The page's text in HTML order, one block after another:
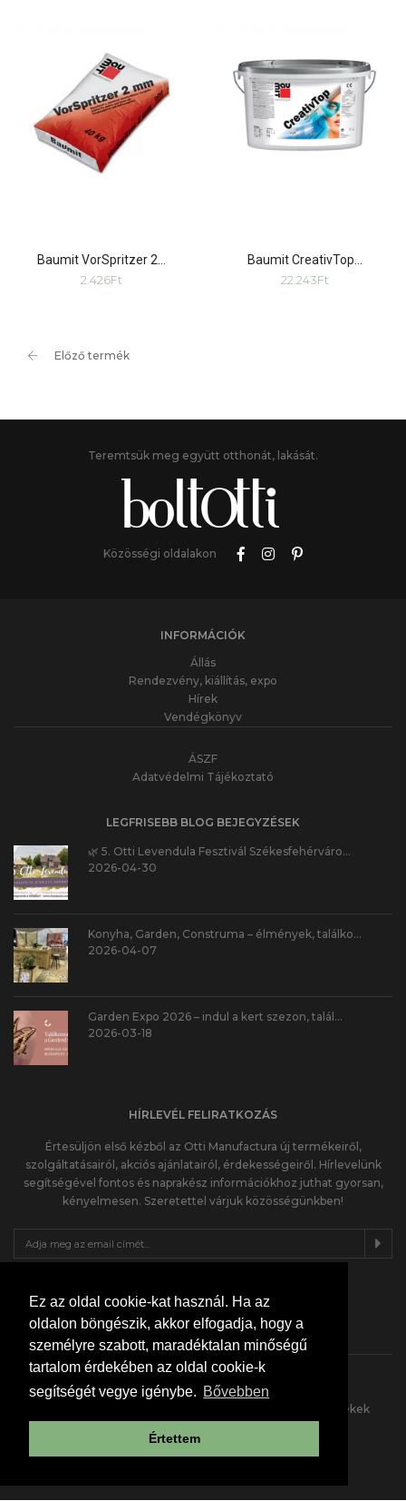
Ez az oldal cookie-kat használ. Ha az
oldalon böngészik, akkor elfogadja, hogy a
személyre szabott, maradéktalan minőségű
tartalom érdekében az oldal cookie-k
segítségét vegye igénybe. Bővebben
Értettem
Baumit VorSpritzer 2…
2.426Ft
Baumit CreativTop…
22.243Ft
Előző termék
Teremtsük meg együtt otthonát, lakását.
Közösségi oldalakon
INFORMÁCIÓK
Állás
Rendezvény, kiállítás, expo
Hírek
Vendégkönyv
ÁSZF
Adatvédelmi Tájékoztató
LEGFRISEBB BLOG BEJEGYZÉSEK
🌿 5. Otti Levendula Fesztivál Székesfehérváro…
2026-04-30
Konyha, Garden, Construma – élmények, találko…
2026-04-07
Garden Expo 2026 – indul a kert szezon, talál…
2026-03-18
HÍRLEVÉL FELIRATKOZÁS
Értesüljön első kézből az Otti Manufactura új termékeiről,
szolgáltatásairól, akciós ajánlatairól, érdekességeiről. Hírlevelünk
segítségével fontos és naprakész információkhoz juthat gyorsan,
kényelmesen. Szeretettel várjuk közösségünkben!
KÖVESS MINKET INSTÁN
Otti Manufactura, teljes körű tervezés, kivitelezés, termékek
© 2026 Otti Manufactura